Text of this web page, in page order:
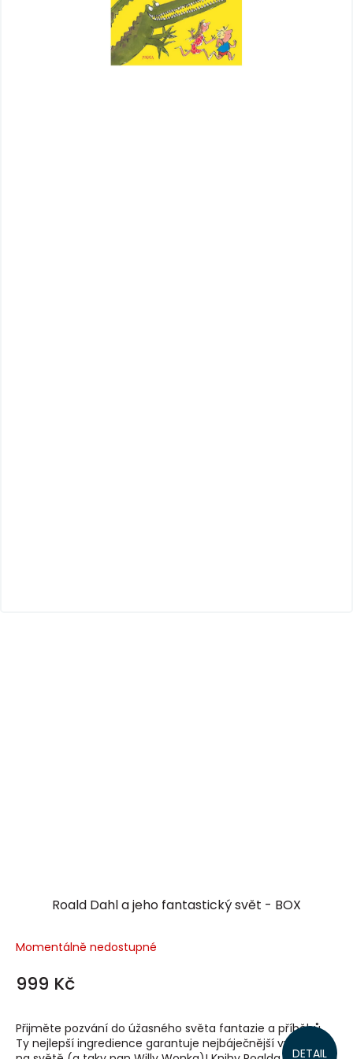
Roald Dahl a jeho fantastický svět - BOX
Momentálně nedostupné
999 Kč
DETAIL
Přijměte pozvání do úžasného světa fantazie a příběhů.
Ty nejlepší ingredience garantuje nejbáječnější vypravěč